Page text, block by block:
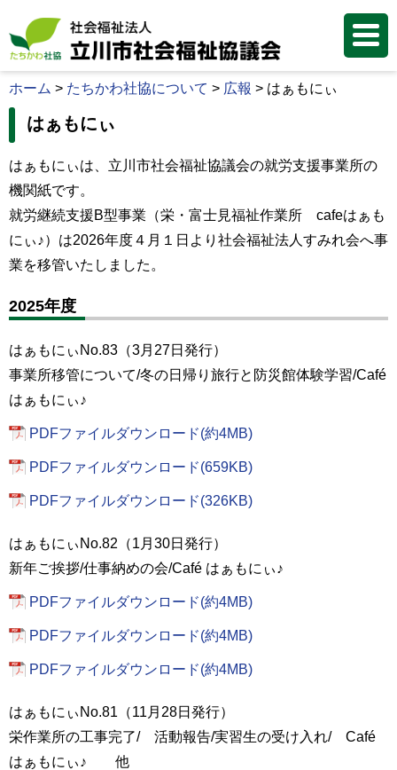
ホーム > たちかわ社協について > 広報 > はぁもにぃ
はぁもにぃ
はぁもにぃは、立川市社会福祉協議会の就労支援事業所の
機関紙です。
就労継続支援B型事業（栄・富士見福祉作業所 cafeはぁも
にぃ♪）は2026年度４月１日より社会福祉法人すみれ会へ事
業を移管いたしました。
2025年度
はぁもにぃNo.83（3月27日発行）
事業所移管について/冬の日帰り旅行と防災館体験学習/Café
はぁもにぃ♪
PDFファイルダウンロード(約4MB)
PDFファイルダウンロード(659KB)
PDFファイルダウンロード(326KB)
はぁもにぃNo.82（1月30日発行）
新年ご挨拶/仕事納めの会/Café はぁもにぃ♪
PDFファイルダウンロード(約4MB)
PDFファイルダウンロード(約4MB)
PDFファイルダウンロード(約4MB)
はぁもにぃNo.81（11月28日発行）
栄作業所の工事完了/ 活動報告/実習生の受け入れ/ Café
はぁもにぃ♪ 他